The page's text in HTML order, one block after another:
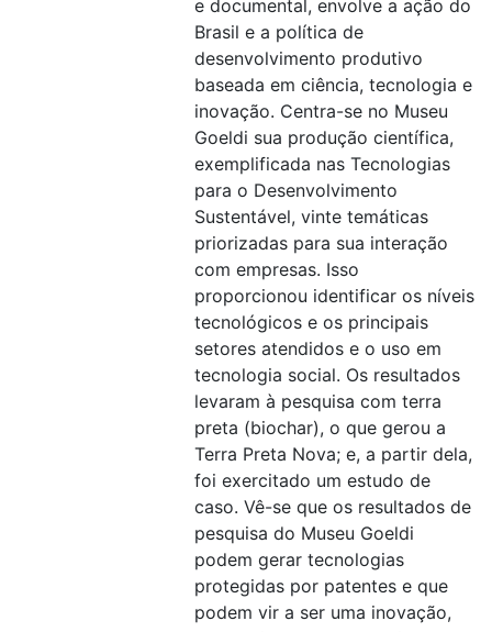
e documental, envolve a ação do
Brasil e a política de
desenvolvimento produtivo
baseada em ciência, tecnologia e
inovação. Centra-se no Museu
Goeldi sua produção científica,
exemplificada nas Tecnologias
para o Desenvolvimento
Sustentável, vinte temáticas
priorizadas para sua interação
com empresas. Isso
proporcionou identificar os níveis
tecnológicos e os principais
setores atendidos e o uso em
tecnologia social. Os resultados
levaram à pesquisa com terra
preta (biochar), o que gerou a
Terra Preta Nova; e, a partir dela,
foi exercitado um estudo de
caso. Vê-se que os resultados de
pesquisa do Museu Goeldi
podem gerar tecnologias
protegidas por patentes e que
podem vir a ser uma inovação,